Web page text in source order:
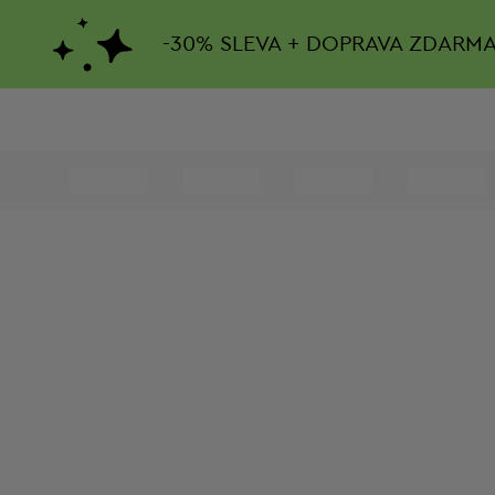
-30% SLEVA + DOPRAVA ZDARMA